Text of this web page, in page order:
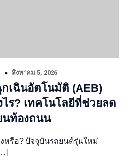
สิงหาคม 5, 2026
กเฉินอัตโนมัติ (AEB)
ร? เทคโนโลยีที่ช่วยลด
นท้องถนน
งหรือ? ปัจจุบันรถยนต์รุ่นใหม่